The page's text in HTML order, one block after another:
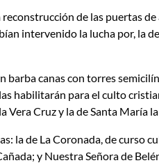
de las puertas
intervenido la lucha por, la
canas con torres
habilitarán para el culto
Vera Cruz y la de Santa María
la de La Coronada, de curso
y Nuestra Señora de